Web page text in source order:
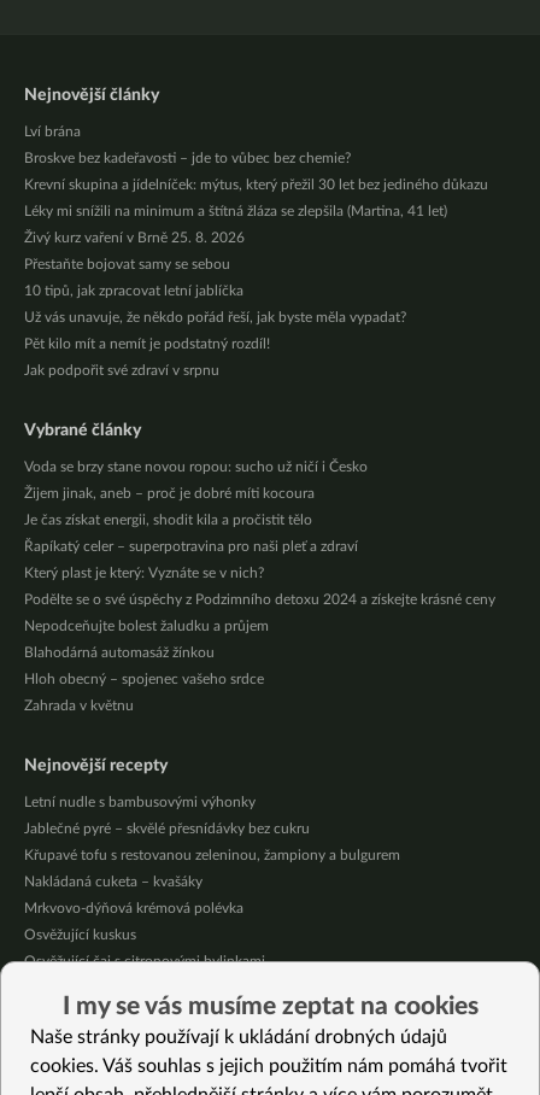
Nejnovější články
Lví brána
Broskve bez kadeřavosti – jde to vůbec bez chemie?
Krevní skupina a jídelníček: mýtus, který přežil 30 let bez jediného důkazu
Léky mi snížili na minimum a štítná žláza se zlepšila (Martina, 41 let)
Živý kurz vaření v Brně 25. 8. 2026
Přestaňte bojovat samy se sebou
10 tipů, jak zpracovat letní jablíčka
Už vás unavuje, že někdo pořád řeší, jak byste měla vypadat?
Pět kilo mít a nemít je podstatný rozdíl!
Jak podpořit své zdraví v srpnu
Vybrané články
Voda se brzy stane novou ropou: sucho už ničí i Česko
Žijem jinak, aneb – proč je dobré míti kocoura
Je čas získat energii, shodit kila a pročistit tělo
Řapíkatý celer – superpotravina pro naši pleť a zdraví
Který plast je který: Vyznáte se v nich?
Podělte se o své úspěchy z Podzimního detoxu 2024 a získejte krásné ceny
Nepodceňujte bolest žaludku a průjem
Blahodárná automasáž žínkou
Hloh obecný – spojenec vašeho srdce
Zahrada v květnu
Nejnovější recepty
Letní nudle s bambusovými výhonky
Jablečné pyré – skvělé přesnídávky bez cukru
Křupavé tofu s restovanou zeleninou, žampiony a bulgurem
Nakládaná cuketa – kvašáky
Mrkvovo-dýňová krémová polévka
Osvěžující kuskus
Osvěžující čaj s citronovými bylinkami
Čokoládové muffiny s mangovým krémem
Meruňky a jablka v citrónovém želé
I my se vás musíme zeptat na cookies
Naše stránky používají k ukládání drobných údajů
cookies. Váš souhlas s jejich použitím nám pomáhá tvořit